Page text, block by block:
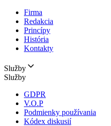
Firma
Redakcia
Princípy
História
Kontakty
Služby
Služby
GDPR
V.O.P
Podmienky používania
Kódex diskusií